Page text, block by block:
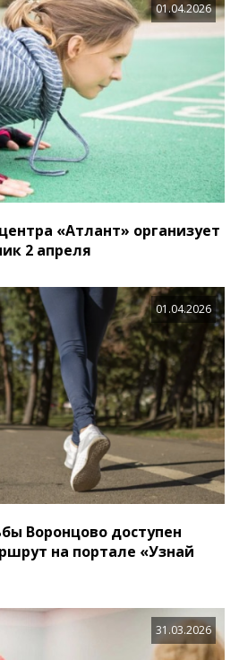
01.04.2026
«Атлант» организует
2 апреля
01.04.2026
Воронцово доступен
на портале «Узнай
31.03.2026